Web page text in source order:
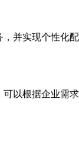
并实现个性化
以根据企业需